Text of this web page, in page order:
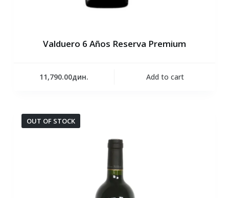
Valduero 6 Años Reserva Premium
11,790.00дин. Add to cart
OUT OF STOCK